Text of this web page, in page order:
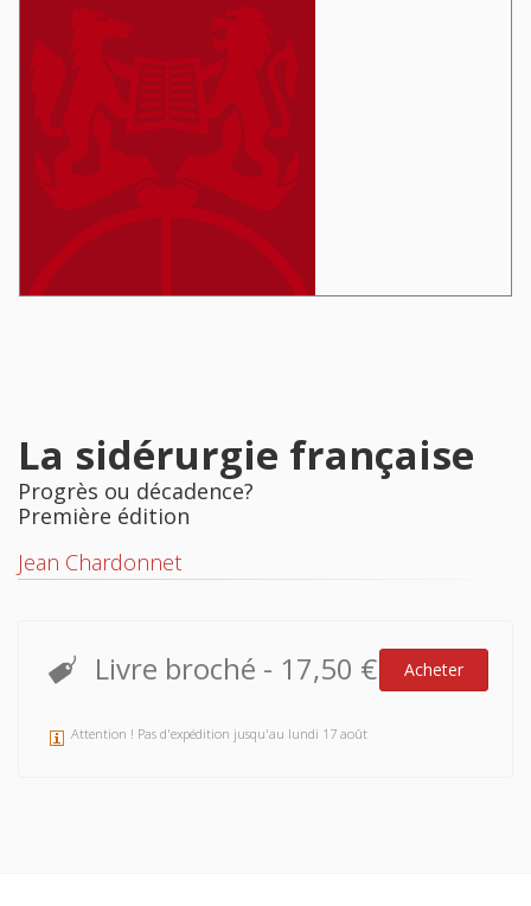
La sidérurgie française
Progrès ou décadence?
Première édition
Jean Chardonnet
Livre broché - 17,50 € Acheter
Attention ! Pas d'expédition jusqu'au lundi 17 août